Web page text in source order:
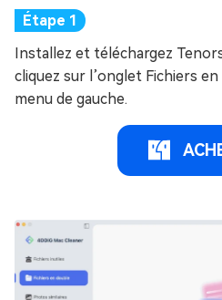
Installez et téléchargez
cliquez sur l’onglet Fichiers
menu de gauche.